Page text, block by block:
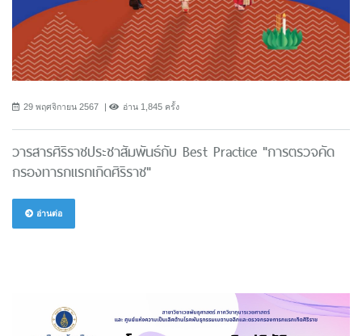
29 พฤศจิกายน 2567 อ่าน 1,845 ครั้ง
วารสารศิริราชประชาสัมพันธ์กับ Best Practice "การตรวจคัด
กรองทารกแรกเกิดศิริราช"
อ่านต่อ